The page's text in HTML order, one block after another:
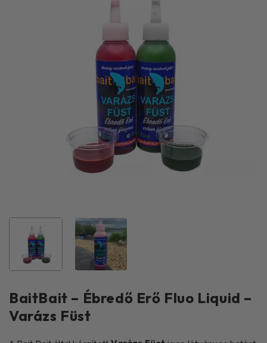
BaitBait – Ébredő Erő Fluo Liquid –
Varázs Füst